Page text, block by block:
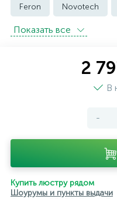
Feron Novotech
встраиваемые трековые
модульные трековые
светильники для
черные ЭРА
Показать всe
2
В
-
Купить люстру рядом
Шоурумы и пункты выдачи